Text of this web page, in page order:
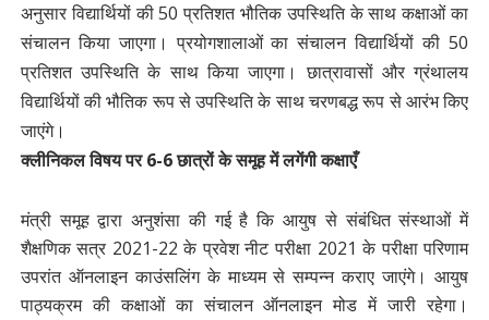
अनुसार विद्यार्थियों की 50 प्रतिशत भौतिक उपस्थिति के साथ कक्षाओं का
संचालन किया जाएगा। प्रयोगशालाओं का संचालन विद्यार्थियों की 50
प्रतिशत उपस्थिति के साथ किया जाएगा। छात्रावासों और ग्रंथालय
विद्यार्थियों की भौतिक रूप से उपस्थिति के साथ चरणबद्ध रूप से आरंभ किए
जाएंगे।
क्लीनिकल विषय पर 6-6 छात्रों के समूह में लगेंगी कक्षाएँ
मंत्री समूह द्वारा अनुशंसा की गई है कि आयुष से संबंधित संस्थाओं में
शैक्षणिक सत्र 2021-22 के प्रवेश नीट परीक्षा 2021 के परीक्षा परिणाम
उपरांत ऑनलाइन काउंसलिंग के माध्यम से सम्पन्न कराए जाएंगे। आयुष
पाठ्यक्रम की कक्षाओं का संचालन ऑनलाइन मोड में जारी रहेगा।